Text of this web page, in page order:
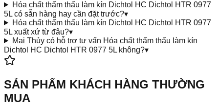
Hóa chất thẩm thấu làm kín Dichtol HC Dichtol HTR 0977
5L có sẵn hàng hay cần đặt trước?▾
Hóa chất thẩm thấu làm kín Dichtol HC Dichtol HTR 0977
5L xuất xứ từ đâu?▾
Mai Thủy có hỗ trợ tư vấn Hóa chất thẩm thấu làm kín
Dichtol HC Dichtol HTR 0977 5L không?▾
SẢN PHẨM KHÁCH HÀNG THƯỜNG
MUA